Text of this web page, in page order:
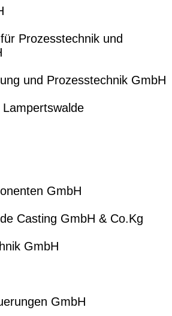
Prozesstechnik und
und Prozesstechnik GmbH
GmbH
Casting GmbH & Co.Kg
GmbH
GmbH